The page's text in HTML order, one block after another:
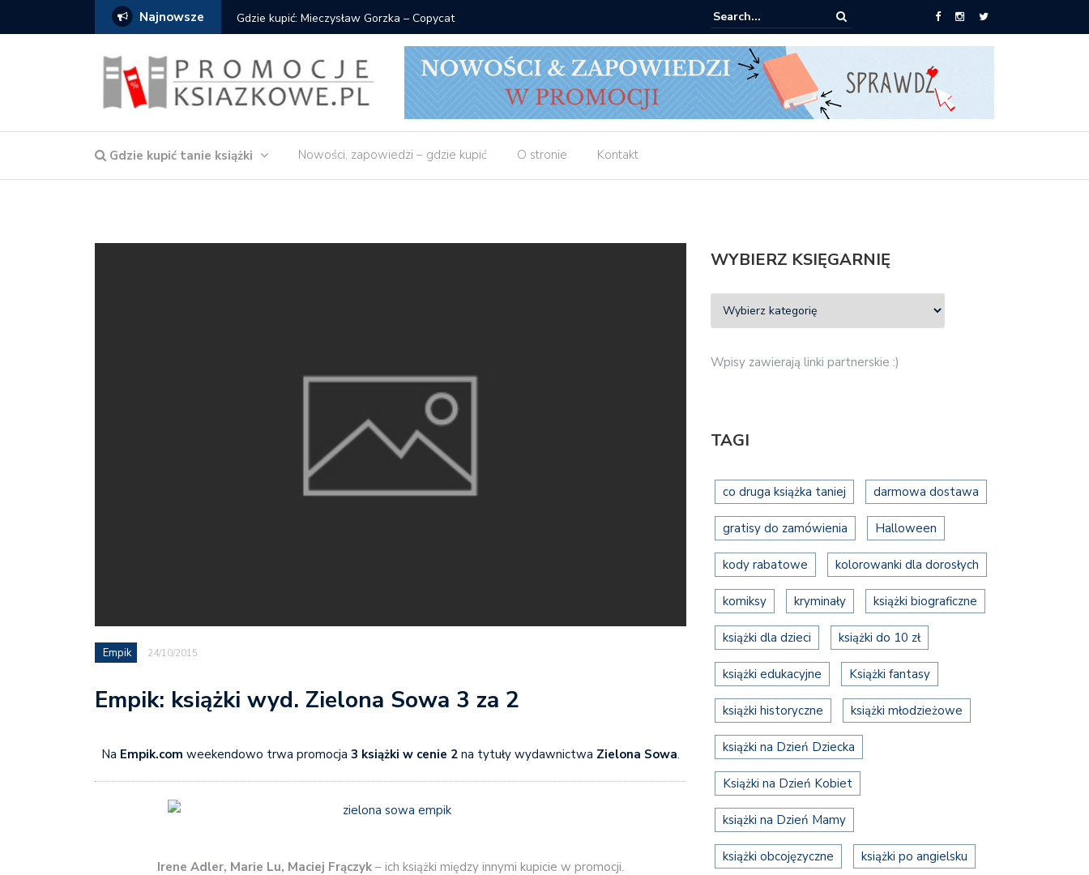
Najnowsze Gdzie kupić: Mieczysław Gorzka – Copycat Znak: książki od 2,90 zł do zamówienia
Gdzie kupić tanie książki Nowości, zapowiedzi – gdzie kupić O stronie Kontakt
Empik 24/10/2015
Empik: książki wyd. Zielona Sowa 3 za 2
Na Empik.com weekendowo trwa promocja 3 książki w cenie 2 na tytuły wydawnictwa Zielona Sowa.
Irene Adler, Marie Lu, Maciej Frączyk – ich książki między innymi kupicie w promocji.
WYBIERZ KSIĘGARNIĘ
Wpisy zawierają linki partnerskie :)
TAGI
co druga książka taniej darmowa dostawa
gratisy do zamówienia Halloween
kody rabatowe kolorowanki dla dorosłych
komiksy kryminały książki biograficzne
książki dla dzieci książki do 10 zł
książki edukacyjne Książki fantasy
książki historyczne książki młodzieżowe
książki na Dzień Dziecka
Książki na Dzień Kobiet
książki na Dzień Mamy
książki obcojęzyczne książki po angielsku